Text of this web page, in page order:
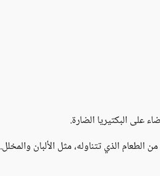
على البكتيريا الضارة.
الذي تتناوله، مثل الألبان والمخلل.